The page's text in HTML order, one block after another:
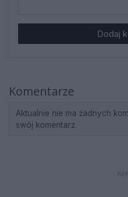
Dodaj
Komentarze
Aktualnie nie ma żadnych
swój komentarz.